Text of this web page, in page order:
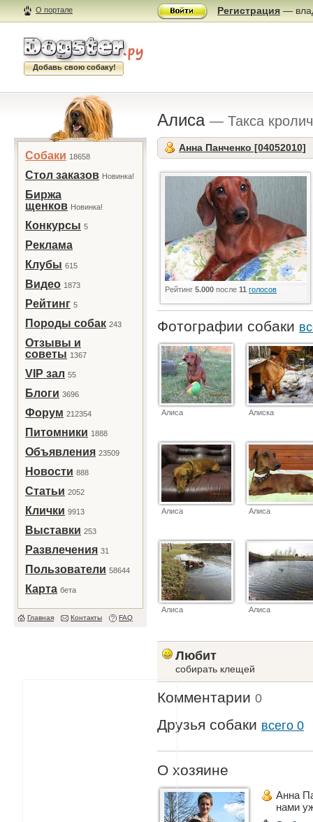
О портале Регистрация —
Добавь свою собаку!
Собаки 18658
Стол заказов Новинка!
Биржа
щенков Новинка!
Конкурсы 5
Реклама
Клубы 615
Видео 1873
Рейтинг 5
Породы собак 243
Отзывы и
советы 1367
VIP зал 55
Блоги 3696
Форум 212354
Питомники 1888
Объявления 23509
Новости 888
Статьи 2052
Клички 9913
Выставки 253
Развлечения 31
Пользователи 58644
Карта бета
Главная Контакты FAQ
Алиса — Такса
Анна Панченко [04052010]
Рейтинг 5.000 после 11 голосов
Фотографии собаки
Алиса Алиска
Алиса Алиса
Алиса Алиса
Любит
собирать клещей
Комментарии 0
Друзья собаки всего 0
О хозяине
Анна
нами